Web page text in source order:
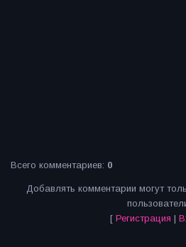
Всего комментариев: 0
Добавлять комментарии могут
[ Регистрация |